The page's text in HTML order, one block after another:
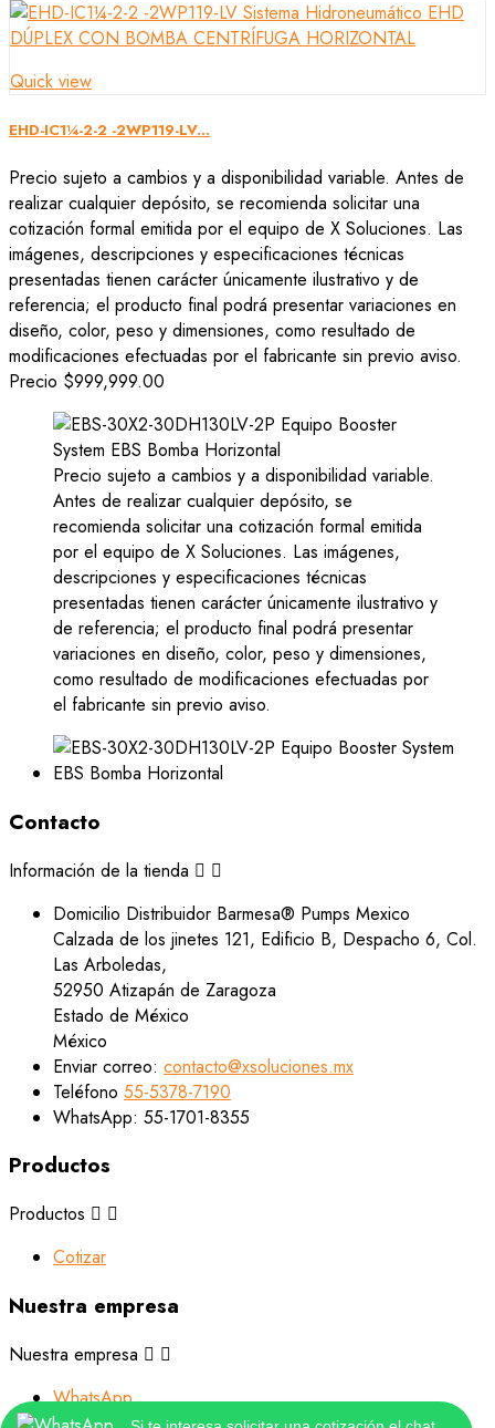
Quick view
EHD-IC1¼-2-2 -2WP119-LV...
Precio sujeto a cambios y a disponibilidad variable. Antes de
realizar cualquier depósito, se recomienda solicitar una
cotización formal emitida por el equipo de X Soluciones. Las
imágenes, descripciones y especificaciones técnicas
presentadas tienen carácter únicamente ilustrativo y de
referencia; el producto final podrá presentar variaciones en
diseño, color, peso y dimensiones, como resultado de
modificaciones efectuadas por el fabricante sin previo aviso.
Precio $999,999.00
Precio sujeto a cambios y a disponibilidad variable.
Antes de realizar cualquier depósito, se
recomienda solicitar una cotización formal emitida
por el equipo de X Soluciones. Las imágenes,
descripciones y especificaciones técnicas
presentadas tienen carácter únicamente ilustrativo y
de referencia; el producto final podrá presentar
variaciones en diseño, color, peso y dimensiones,
como resultado de modificaciones efectuadas por
el fabricante sin previo aviso.
Contacto
Información de la tienda  
Domicilio Distribuidor Barmesa® Pumps Mexico
Calzada de los jinetes 121, Edificio B, Despacho 6, Col.
Las Arboledas,
52950 Atizapán de Zaragoza
Estado de México
México
Enviar correo: contacto@xsoluciones.mx
Teléfono 55-5378-7190
WhatsApp: 55-1701-8355
Productos
Productos  
Cotizar
Nuestra empresa
Nuestra empresa  
WhatsApp
Tiendas